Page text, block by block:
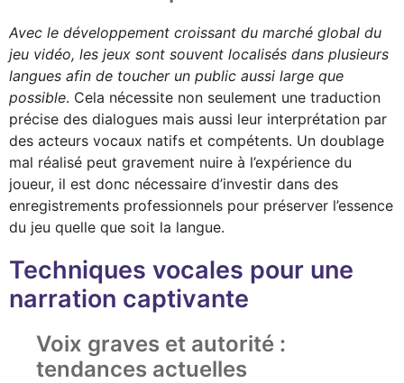
Avec le développement croissant du marché global du
jeu vidéo, les jeux sont souvent localisés dans plusieurs
langues afin de toucher un public aussi large que
possible. Cela nécessite non seulement une traduction
précise des dialogues mais aussi leur interprétation par
des acteurs vocaux natifs et compétents. Un doublage
mal réalisé peut gravement nuire à l’expérience du
joueur, il est donc nécessaire d’investir dans des
enregistrements professionnels pour préserver l’essence
du jeu quelle que soit la langue.
Techniques vocales pour une
narration captivante
Voix graves et autorité :
tendances actuelles